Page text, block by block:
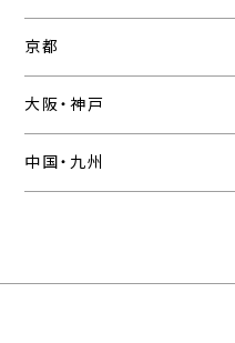
京都
大阪・神戸
中国・九州